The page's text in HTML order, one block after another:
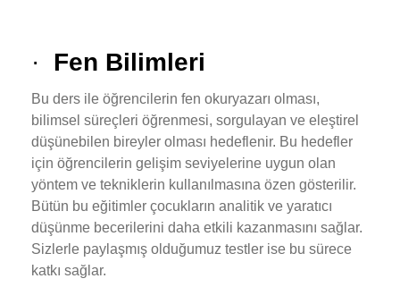
· Fen Bilimleri
Bu ders ile öğrencilerin fen okuryazarı olması,
bilimsel süreçleri öğrenmesi, sorgulayan ve eleştirel
düşünebilen bireyler olması hedeflenir. Bu hedefler
için öğrencilerin gelişim seviyelerine uygun olan
yöntem ve tekniklerin kullanılmasına özen gösterilir.
Bütün bu eğitimler çocukların analitik ve yaratıcı
düşünme becerilerini daha etkili kazanmasını sağlar.
Sizlerle paylaşmış olduğumuz testler ise bu sürece
katkı sağlar.